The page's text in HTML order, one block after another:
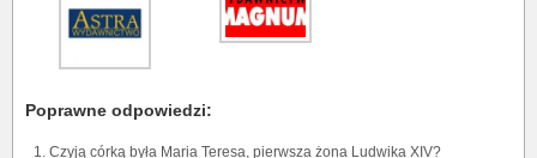
Poprawne odpowiedzi:
Czyją córką była Maria Teresa, pierwsza żona Ludwika XIV?